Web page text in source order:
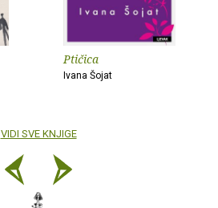
Ptičica
Ivana Šojat
VIDI SVE KNJIGE